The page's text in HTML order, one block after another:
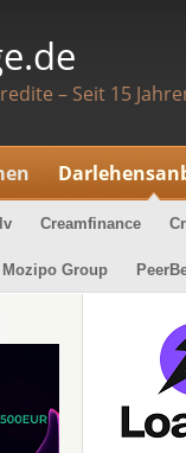
– Seit 15
Creamfinance
Mozipo Group